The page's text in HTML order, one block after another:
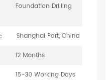
Foundation Drilling
Shanghai Port, China
12 Months
15-30 Working Days